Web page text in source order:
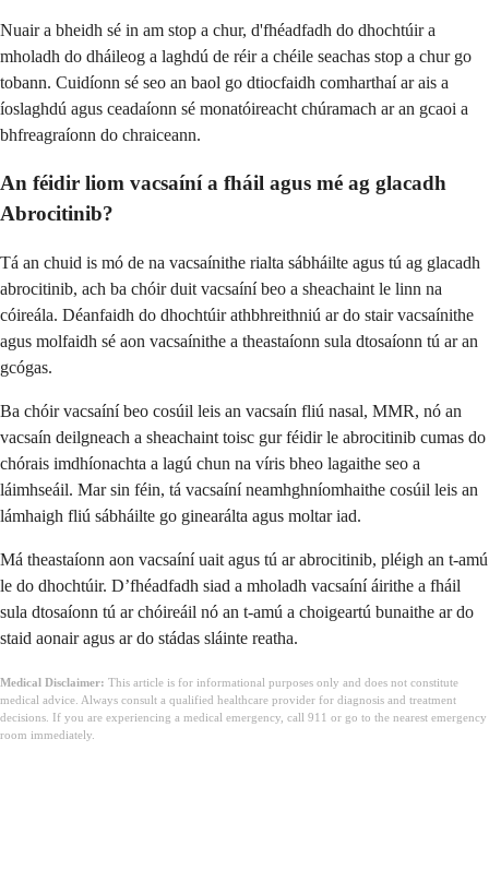
Nuair a bheidh sé in am stop a chur, d'fhéadfadh do dhochtúir a
mholadh do dháileog a laghdú de réir a chéile seachas stop a chur go
tobann. Cuidíonn sé seo an baol go dtiocfaidh comharthaí ar ais a
íoslaghdú agus ceadaíonn sé monatóireacht chúramach ar an gcaoi a
bhfreagraíonn do chraiceann.
An féidir liom vacsaíní a fháil agus mé ag glacadh
Abrocitinib?
Tá an chuid is mó de na vacsaínithe rialta sábháilte agus tú ag glacadh
abrocitinib, ach ba chóir duit vacsaíní beo a sheachaint le linn na
cóireála. Déanfaidh do dhochtúir athbhreithniú ar do stair vacsaínithe
agus molfaidh sé aon vacsaínithe a theastaíonn sula dtosaíonn tú ar an
gcógas.
Ba chóir vacsaíní beo cosúil leis an vacsaín fliú nasal, MMR, nó an
vacsaín deilgneach a sheachaint toisc gur féidir le abrocitinib cumas do
chórais imdhíonachta a lagú chun na víris bheo lagaithe seo a
láimhseáil. Mar sin féin, tá vacsaíní neamhghníomhaithe cosúil leis an
lámhaigh fliú sábháilte go ginearálta agus moltar iad.
Má theastaíonn aon vacsaíní uait agus tú ar abrocitinib, pléigh an t-amú
le do dhochtúir. D’fhéadfadh siad a mholadh vacsaíní áirithe a fháil
sula dtosaíonn tú ar chóireáil nó an t-amú a choigeartú bunaithe ar do
staid aonair agus ar do stádas sláinte reatha.
Medical Disclaimer: This article is for informational purposes only and does not constitute
medical advice. Always consult a qualified healthcare provider for diagnosis and treatment
decisions. If you are experiencing a medical emergency, call 911 or go to the nearest emergency
room immediately.